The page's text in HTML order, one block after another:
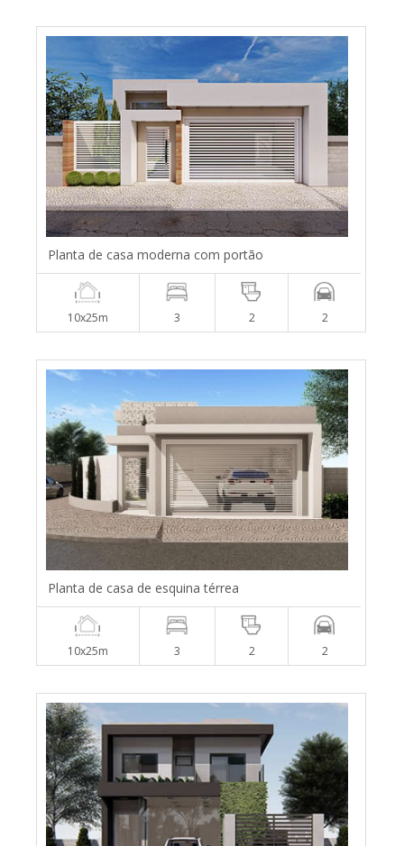
Planta de casa moderna com portão
10x25m 3 2 2
Planta de casa de esquina térrea
10x25m 3 2 2